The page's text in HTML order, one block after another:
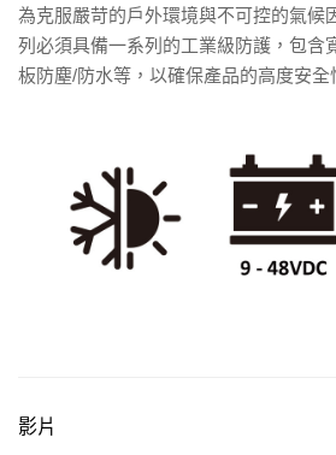
為克服嚴苛的戶外環境與不可控的氣候
列必須具備一系列的工業級防護，包含
板防塵/防水等，以確保產品的高度安全
影片